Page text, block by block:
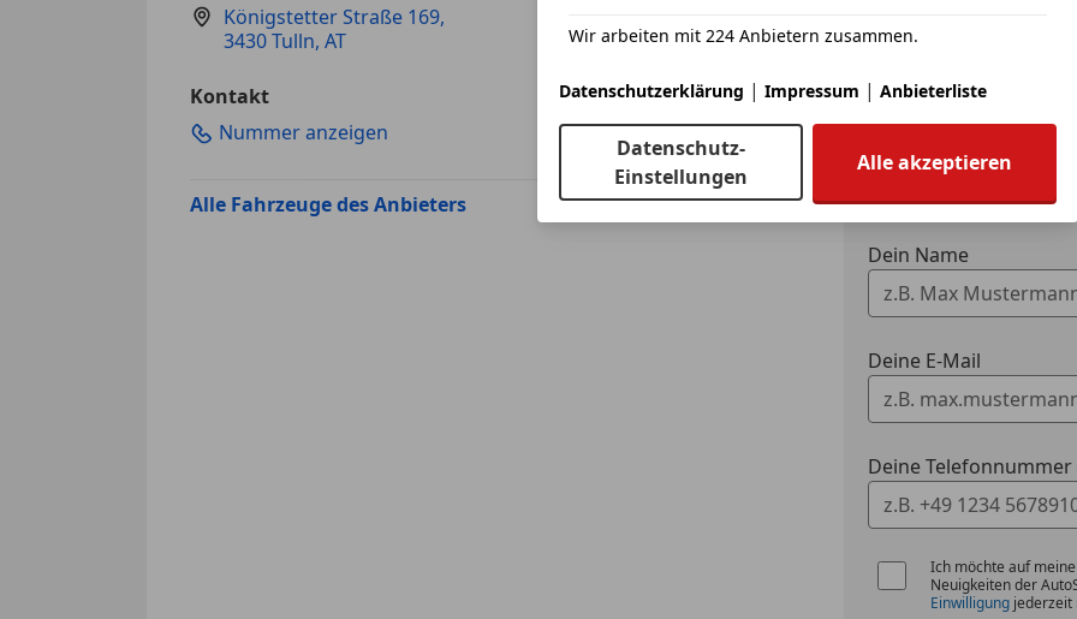
Königstetter Straße 169,
3430 Tulln, AT
Kontakt
Nummer anzeigen
Alle Fahrzeuge des Anbieters
Eintauschwagen:
Ich möchte mein
Fahrzeugdaten
Dein Name
Deine E-Mail
Deine
Ich möchte auf
Neuigkeiten der
Einwilligung jederzeit
Wir arbeiten mit 224 Anbietern zusammen.
Datenschutzerklärung | Impressum | Anbieterliste
Datenschutz-
Einstellungen
Alle akzeptieren